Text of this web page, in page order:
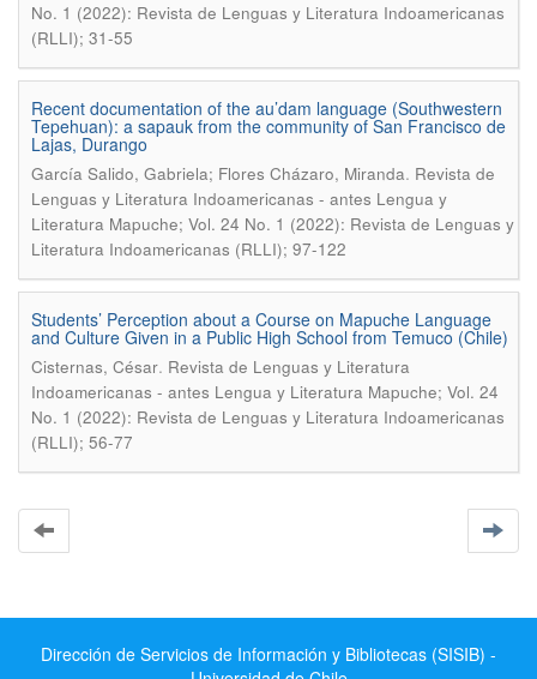
No. 1 (2022): Revista de Lenguas y Literatura Indoamericanas
(RLLI); 31-55
Recent documentation of the au’dam language (Southwestern
Tepehuan): a sapauk from the community of San Francisco de
Lajas, Durango
García Salido, Gabriela; Flores Cházaro, Miranda. Revista de
Lenguas y Literatura Indoamericanas - antes Lengua y
Literatura Mapuche; Vol. 24 No. 1 (2022): Revista de Lenguas y
Literatura Indoamericanas (RLLI); 97-122
Students’ Perception about a Course on Mapuche Language
and Culture Given in a Public High School from Temuco (Chile)
Cisternas, César. Revista de Lenguas y Literatura
Indoamericanas - antes Lengua y Literatura Mapuche; Vol. 24
No. 1 (2022): Revista de Lenguas y Literatura Indoamericanas
(RLLI); 56-77
Dirección de Servicios de Información y Bibliotecas (SISIB) -